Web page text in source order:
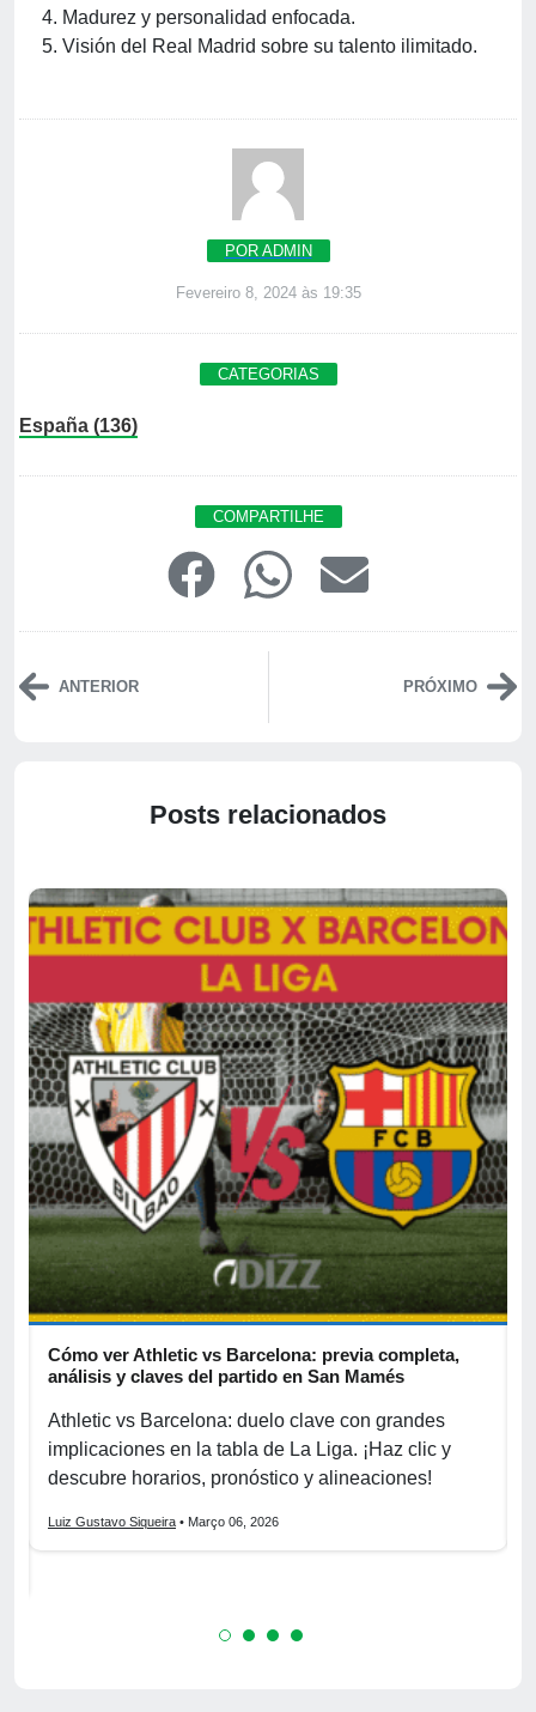
Madurez y personalidad enfocada.
Visión del Real Madrid sobre su talento ilimitado.
POR ADMIN
Fevereiro 8, 2024 às 19:35
CATEGORIAS
España (136)
COMPARTILHE
ANTERIOR PRÓXIMO
Posts relacionados
Cómo ver Athletic vs Barcelona: previa completa,
análisis y claves del partido en San Mamés
Athletic vs Barcelona: duelo clave con grandes
implicaciones en la tabla de La Liga. ¡Haz clic y
descubre horarios, pronóstico y alineaciones!
Luiz Gustavo Siqueira • Março 06, 2026